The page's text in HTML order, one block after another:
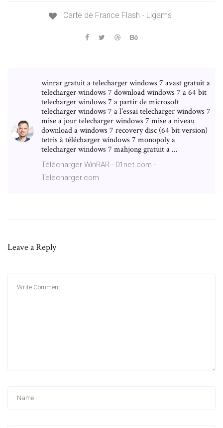
Carte de France Flash - Ligams
winrar gratuit a telecharger windows 7 avast gratuit a
telecharger windows 7 download windows 7 a 64 bit
telecharger windows 7 a partir de microsoft
telecharger windows 7 a l'essai telecharger windows 7
mise a jour telecharger windows 7 mise a niveau
download a windows 7 recovery disc (64 bit version)
tetris à télécharger windows 7 monopoly a
telecharger windows 7 mahjong gratuit a ...
Télécharger WinRAR - 01net.com -
Telecharger.com
Leave a Reply